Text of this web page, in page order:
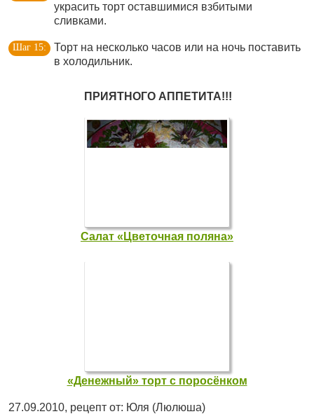
украсить торт оставшимися взбитыми
сливками.
Торт на несколько часов или на ночь поставить
в холодильник.
ПРИЯТНОГО АППЕТИТА!!!
Салат «Цветочная поляна»
«Денежный» торт с поросёнком
27.09.2010, рецепт от: Юля (Люлюша)